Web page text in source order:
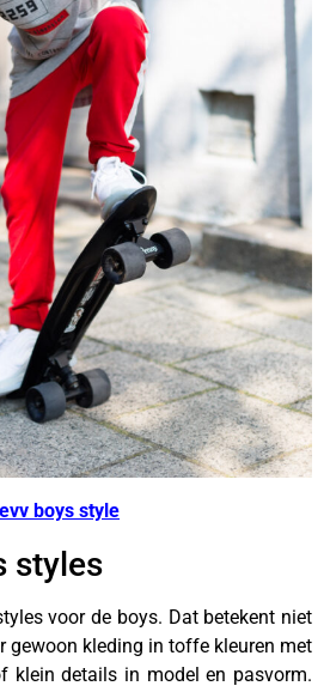
boys style
styles
voor de boys. Dat betekent niet
gewoon kleding in toffe kleuren met
klein details in model en pasvorm.